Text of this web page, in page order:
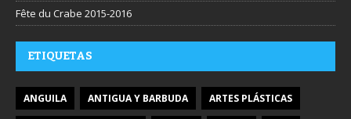
Fête du Crabe 2015-2016
ETIQUETAS
ANGUILA ANTIGUA Y BARBUDA ARTES PLÁSTICAS